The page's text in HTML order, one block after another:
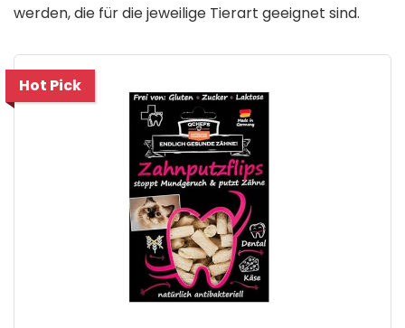
werden, die für die jeweilige Tierart geeignet sind.
Hot Pick